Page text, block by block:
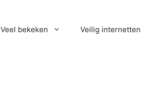
Veel bekeken Veilig internetten